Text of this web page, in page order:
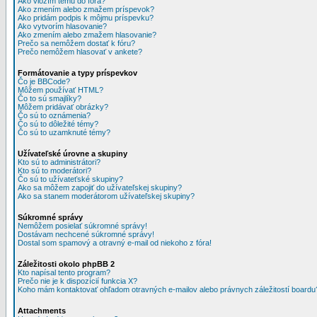
Ako zmením alebo zmažem príspevok?
Ako pridám podpis k môjmu príspevku?
Ako vytvorím hlasovanie?
Ako zmením alebo zmažem hlasovanie?
Prečo sa nemôžem dostať k fóru?
Prečo nemôžem hlasovať v ankete?
Formátovanie a typy príspevkov
Čo je BBCode?
Môžem používať HTML?
Čo to sú smajlíky?
Môžem pridávať obrázky?
Čo sú to oznámenia?
Čo sú to dôležité témy?
Čo sú to uzamknuté témy?
Užívateľské úrovne a skupiny
Kto sú to administrátori?
Kto sú to moderátori?
Čo sú to užívateťské skupiny?
Ako sa môžem zapojiť do užívateľskej skupiny?
Ako sa stanem moderátorom užívateľskej skupiny?
Súkromné správy
Nemôžem posielať súkromné správy!
Dostávam nechcené súkromné správy!
Dostal som spamový a otravný e-mail od niekoho z fóra!
Záležitosti okolo phpBB 2
Kto napísal tento program?
Prečo nie je k dispozícií funkcia X?
Koho mám kontaktovať ohľadom otravných e-mailov alebo právnych záležitostí
Attachments